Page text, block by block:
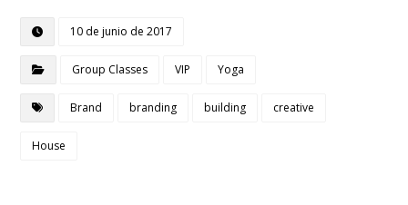
10 de junio de 2017
Group Classes VIP Yoga
Brand branding building creative
House